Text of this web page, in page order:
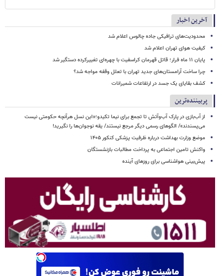
آخرین اخبار
محدودیت‌های ترافیکی جاده چالوس اعلام شد
کیفیت هوای تهران اعلام شد
پایان ۱۱ ماه فرار؛ قاتل قهرمان کراسفیت با چهره‌ای تغییرکرده دستگیر شد
چرا ساخت آرامستان‌های جدید تهران با تعلل وقفه مواجه شد؟
کشف بقایای یک جسد در ارتفاعات شمیرانات
پربیننده‌ترین
از آب‌بازی در پارک آب‌وآتش تا تجمع برای نیما تکیدو؛«این نسل هرآنچه حکومتی نیست
می‌پسندند»/ الگوهای رسمی دیگر مرجع نیستند/ یقه نوجوان‌ها را نگیرید!
موضع وزارت بهداشت درباره ظرفیت پزشکی کنکور ۱۴۰۵
واکنش تامین اجتماعی به پرداخت مطالبات بازنشستگان
پیش‌بینی هواشناسی برای روزهای آینده